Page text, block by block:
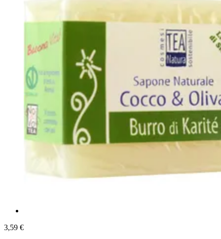
3,59 €